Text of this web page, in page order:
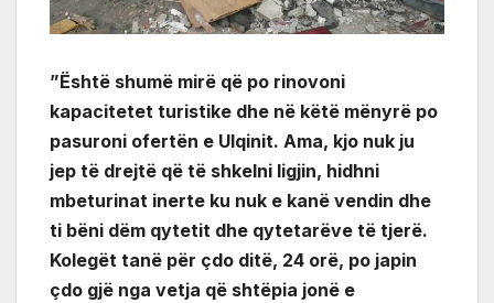
”Është shumë mirë që po rinovoni
kapacitetet turistike dhe në këtë mënyrë po
pasuroni ofertën e Ulqinit. Ama, kjo nuk ju
jep të drejtë që të shkelni ligjin, hidhni
mbeturinat inerte ku nuk e kanë vendin dhe
ti bëni dëm qytetit dhe qytetarëve të tjerë.
Kolegët tanë për çdo ditë, 24 orë, po japin
çdo gjë nga vetja që shtëpia jonë e